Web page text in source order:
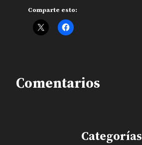
Comparte esto:
Comentarios
Categorías